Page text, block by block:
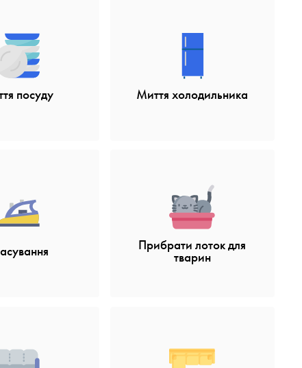
посуду Миття холодильника
Прибрати лоток для
тварин